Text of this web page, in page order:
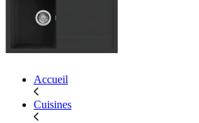
Accueil
Cuisines